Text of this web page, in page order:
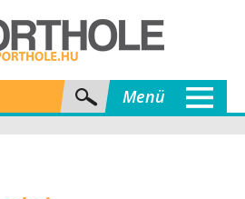
Menü